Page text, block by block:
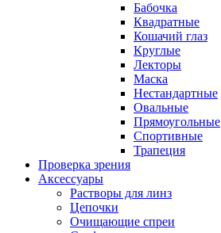
Бабочка
Квадратные
Кошачий глаз
Круглые
Лекторы
Маска
Нестандартные
Овальные
Прямоугольные
Спортивные
Трапеция
Проверка зрения
Аксессуары
Растворы для линз
Цепочки
Очищающие спреи